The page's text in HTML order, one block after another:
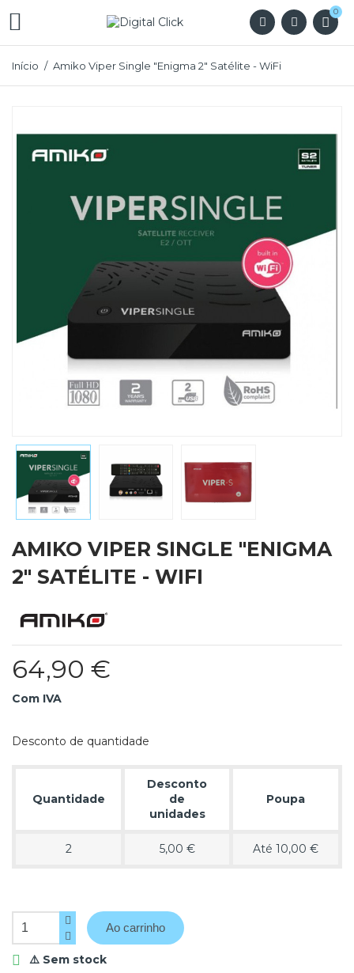
 0
Início Amiko Viper Single "Enigma 2" Satélite - WiFi
AMIKO VIPER SINGLE "ENIGMA
2" SATÉLITE - WIFI
64,90 €
Com IVA
Desconto de quantidade
Quantidade
Desconto
de
unidades
Poupa
2 5,00 € Até 10,00 €
Ao carrinho
 ⚠️ Sem stock